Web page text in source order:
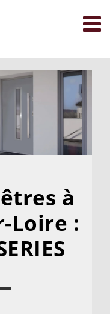
à
Loire :